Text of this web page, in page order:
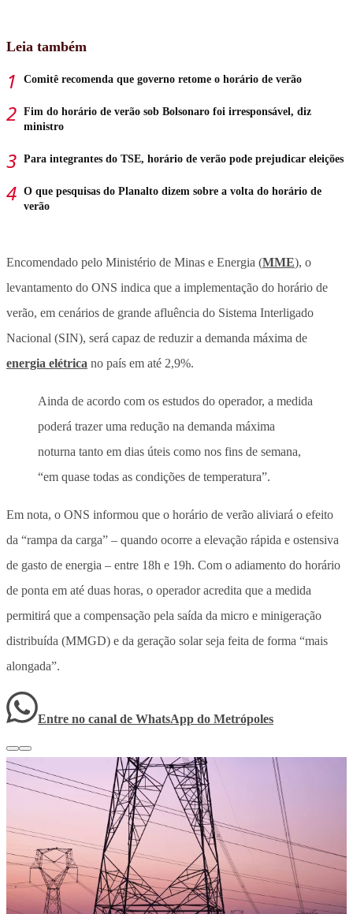
Leia também
Comitê recomenda que governo retome o horário de verão
Fim do horário de verão sob Bolsonaro foi irresponsável, diz
ministro
Para integrantes do TSE, horário de verão pode prejudicar eleições
O que pesquisas do Planalto dizem sobre a volta do horário de
verão
Encomendado pelo Ministério de Minas e Energia (MME), o
levantamento do ONS indica que a implementação do horário de
verão, em cenários de grande afluência do Sistema Interligado
Nacional (SIN), será capaz de reduzir a demanda máxima de
energia elétrica no país em até 2,9%.
Ainda de acordo com os estudos do operador, a medida
poderá trazer uma redução na demanda máxima
noturna tanto em dias úteis como nos fins de semana,
“em quase todas as condições de temperatura”.
Em nota, o ONS informou que o horário de verão aliviará o efeito
da “rampa da carga” – quando ocorre a elevação rápida e ostensiva
de gasto de energia – entre 18h e 19h. Com o adiamento do horário
de ponta em até duas horas, o operador acredita que a medida
permitirá que a compensação pela saída da micro e minigeração
distribuída (MMGD) e da geração solar seja feita de forma “mais
alongada”.
Entre no canal de WhatsApp do Metrópoles